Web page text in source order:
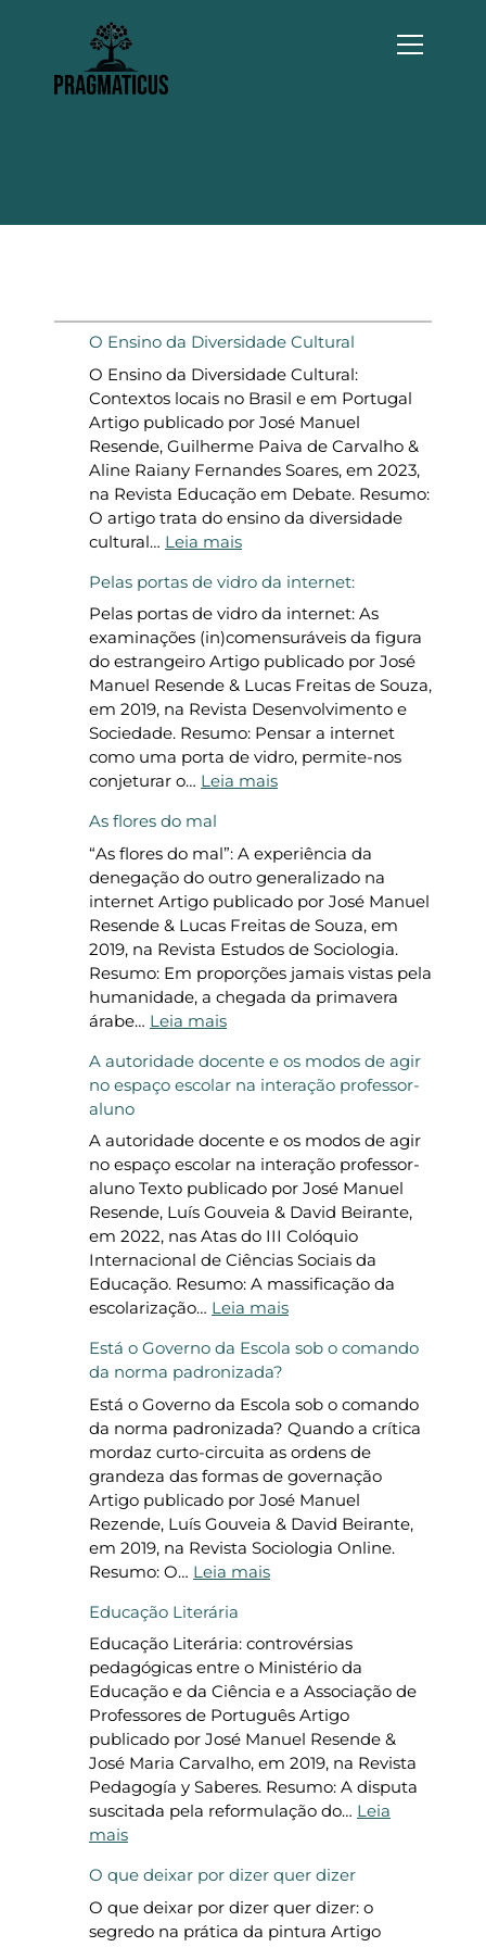
o
O Ensino da Diversidade Cultural
O Ensino da Diversidade Cultural:
Contextos locais no Brasil e em Portugal
Artigo publicado por José Manuel
Resende, Guilherme Paiva de Carvalho &
Aline Raiany Fernandes Soares, em 2023,
na Revista Educação em Debate. Resumo:
O artigo trata do ensino da diversidade
cultural… Leia mais:
E
n
s
i
n
o
d
a
D
e
r
s
i
d
a
d
u
l
u
r
a
l
Pelas portas de vidro da internet:
Pelas portas de vidro da internet: As
examinações (in)comensuráveis da figura
do estrangeiro Artigo publicado por José
Manuel Resende & Lucas Freitas de Souza,
em 2019, na Revista Desenvolvimento e
Sociedade. Resumo: Pensar a internet
como uma porta de vidro, permite-nos
conjeturar o… Leia mais:
l
a
s
p
o
r
t
d
e
i
d
r
o
d
a
i
n
e
r
n
e
t
:
As flores do mal
“As flores do mal”: A experiência da
denegação do outro generalizado na
internet Artigo publicado por José Manuel
Resende & Lucas Freitas de Souza, em
2019, na Revista Estudos de Sociologia.
Resumo: Em proporções jamais vistas pela
humanidade, a chegada da primavera
árabe… Leia mais:
s
f
o
r
e
s
d
o
m
a
A autoridade docente e os modos de agir
no espaço escolar na interação professor-
aluno
A autoridade docente e os modos de agir
no espaço escolar na interação professor-
aluno Texto publicado por José Manuel
Resende, Luís Gouveia & David Beirante,
em 2022, nas Atas do III Colóquio
Internacional de Ciências Sociais da
Educação. Resumo: A massificação da
escolarização… Leia mais:
a
t
o
r
i
d
a
d
c
e
n
t
e
e
o
s
d
o
s
Está o Governo da Escola sob o comando
da norma padronizada?
Está o Governo da Escola sob o comando
da norma padronizada? Quando a crítica
mordaz curto-circuita as ordens de
grandeza das formas de governação
Artigo publicado por José Manuel
Rezende, Luís Gouveia & David Beirante,
em 2019, na Revista Sociologia Online.
Resumo: O… Leia mais:
t
á
o
G
o
v
e
r
d
a
E
Educação Literária
Educação Literária: controvérsias
pedagógicas entre o Ministério da
Educação e da Ciência e a Associação de
Professores de Português Artigo
publicado por José Manuel Resende &
José Maria Carvalho, em 2019, na Revista
Pedagogía y Saberes. Resumo: A disputa
suscitada pela reformulação do… Leia
mais:
d
u
c
O que deixar por dizer quer dizer
O que deixar por dizer quer dizer: o
segredo na prática da pintura Artigo